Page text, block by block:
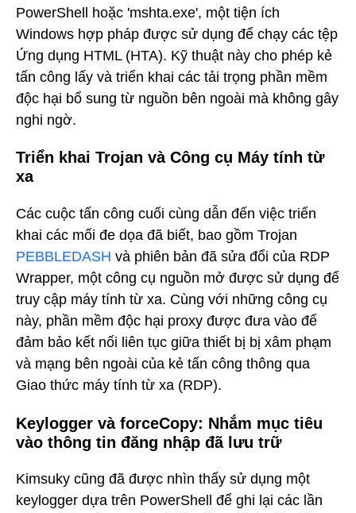
PowerShell hoặc 'mshta.exe', một tiện ích
Windows hợp pháp được sử dụng để chạy các tệp
Ứng dụng HTML (HTA). Kỹ thuật này cho phép kẻ
tấn công lấy và triển khai các tải trọng phần mềm
độc hại bổ sung từ nguồn bên ngoài mà không gây
nghi ngờ.
Triển khai Trojan và Công cụ Máy tính từ
xa
Các cuộc tấn công cuối cùng dẫn đến việc triển
khai các mối đe dọa đã biết, bao gồm Trojan
PEBBLEDASH và phiên bản đã sửa đổi của RDP
Wrapper, một công cụ nguồn mở được sử dụng để
truy cập máy tính từ xa. Cùng với những công cụ
này, phần mềm độc hại proxy được đưa vào để
đảm bảo kết nối liên tục giữa thiết bị bị xâm phạm
và mạng bên ngoài của kẻ tấn công thông qua
Giao thức máy tính từ xa (RDP).
Keylogger và forceCopy: Nhắm mục tiêu
vào thông tin đăng nhập đã lưu trữ
Kimsuky cũng đã được nhìn thấy sử dụng một
keylogger dựa trên PowerShell để ghi lại các lần